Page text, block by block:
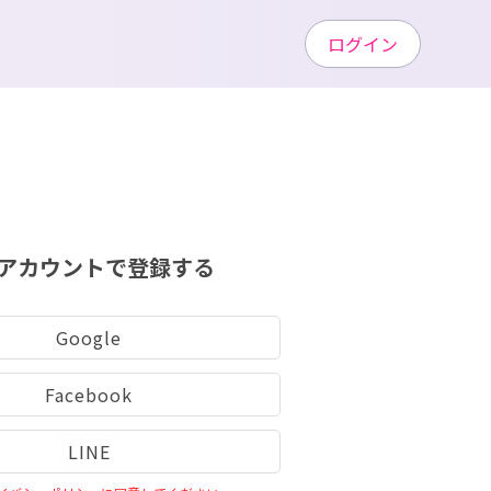
カウントで登録する
Google
Facebook
LINE
ログイン